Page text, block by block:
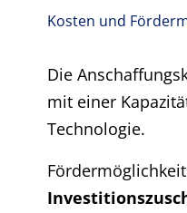
Kosten und
Die
mit einer
Technologie.